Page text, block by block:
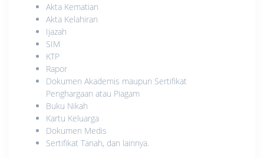
Akta Kematian
Akta Kelahiran
Ijazah
SIM
KTP
Rapor
Dokumen Akademis maupun Sertifikat
Penghargaan atau Piagam
Buku Nikah
Kartu Keluarga
Dokumen Medis
Sertifikat Tanah, dan lainnya.